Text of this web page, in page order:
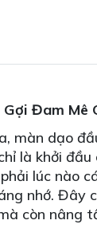
Đam Mê
màn dạo
là khởi
lúc
nhớ. Đây
còn